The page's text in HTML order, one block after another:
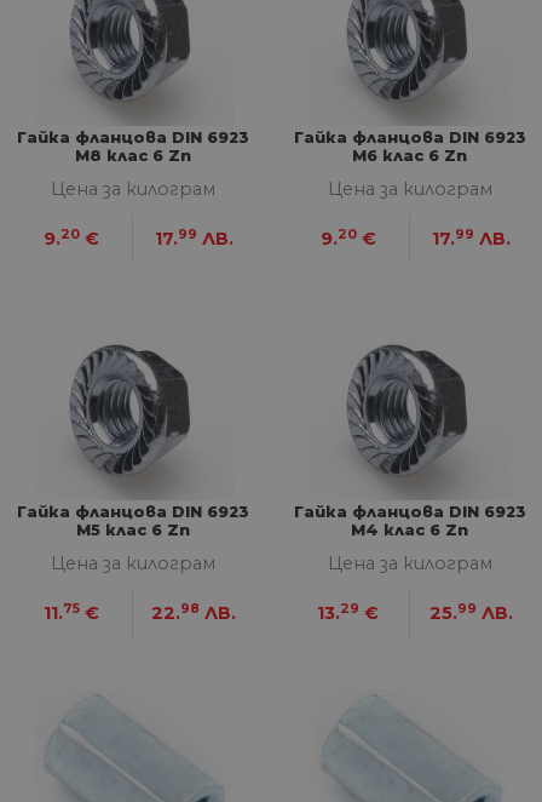
Гайка фланцова DIN 6923
M8 клас 6 Zn
Цена за килограм
9.20 € 17.99 ЛВ.
Гайка фланцова DIN 6923
M6 клас 6 Zn
Цена за килограм
9.20 € 17.99 ЛВ.
Гайка фланцова DIN 6923
M5 клас 6 Zn
Цена за килограм
11.75 € 22.98 ЛВ.
Гайка фланцова DIN 6923
M4 клас 6 Zn
Цена за килограм
13.29 € 25.99 ЛВ.